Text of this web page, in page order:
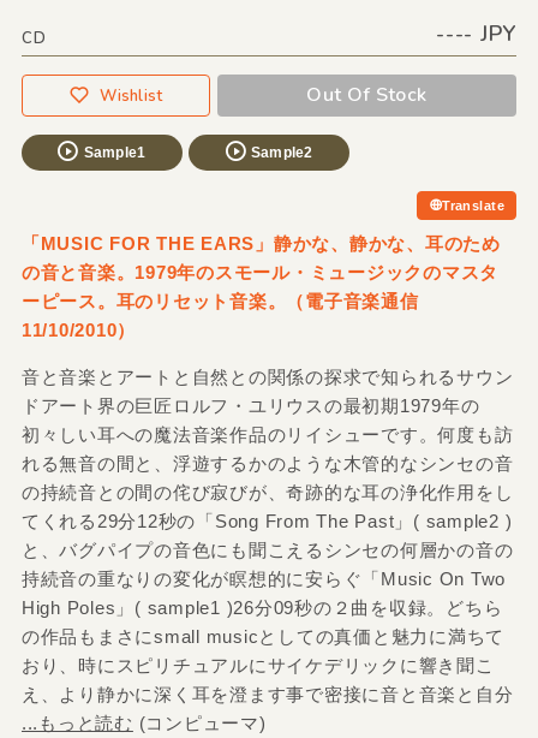
CD ---- JPY
Wishlist Out Of Stock
Sample1 Sample2
Translate
「MUSIC FOR THE EARS」静かな、静かな、耳のため
の音と音楽。1979年のスモール・ミュージックのマスタ
ーピース。耳のリセット音楽。（電子音楽通信
11/10/2010）
音と音楽とアートと自然との関係の探求で知られるサウン
ドアート界の巨匠ロルフ・ユリウスの最初期1979年の
初々しい耳への魔法音楽作品のリイシューです。何度も訪
れる無音の間と、浮遊するかのような木管的なシンセの音
の持続音との間の侘び寂びが、奇跡的な耳の浄化作用をし
てくれる29分12秒の「Song From The Past」( sample2 )
と、バグパイプの音色にも聞こえるシンセの何層かの音の
持続音の重なりの変化が瞑想的に安らぐ「Music On Two
High Poles」( sample1 )26分09秒の２曲を収録。どちら
の作品もまさにsmall musicとしての真価と魅力に満ちて
おり、時にスピリチュアルにサイケデリックに響き聞こ
え、より静かに深く耳を澄ます事で密接に音と音楽と自分
...もっと読む (コンピューマ)